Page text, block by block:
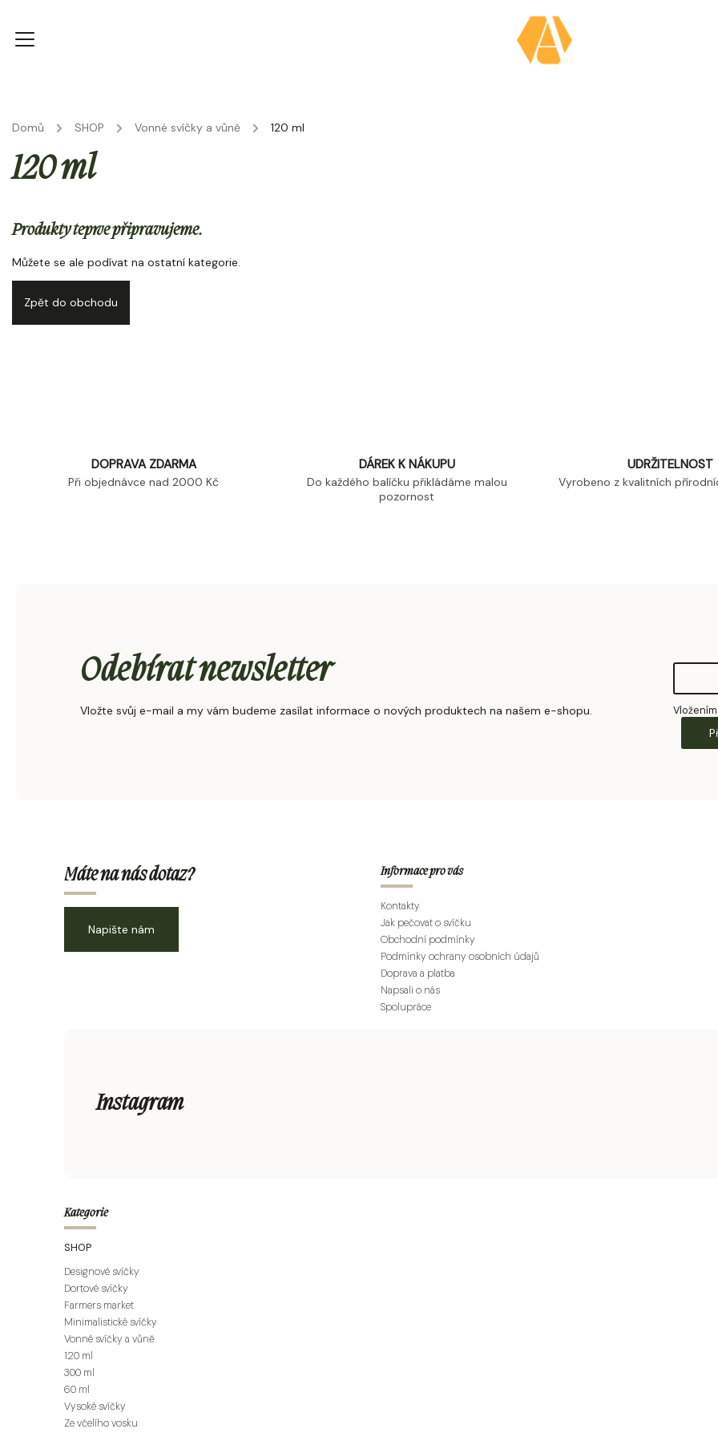
SHOP
Domů / SHOP / Vonné svíčky a vůně / 120 ml
120 ml
Produkty teprve připravujeme.
Můžete se ale podívat na ostatní kategorie.
Zpět do obchodu
DOPRAVA ZDARMA
Při objednávce nad 2000 Kč
DÁREK K NÁKUPU
Do každého balíčku přikládáme malou
pozornost
UDRŽITELNOST
Vyrobeno z kvalitních
Odebírat newsletter
Vložte svůj e-mail a my vám budeme zasílat informace o nových produktech na našem e-shopu.
Máte na nás dotaz?
Napište nám
Informace pro vás
Kontakty
Jak pečovat o svíčku
Obchodní podmínky
Podmínky ochrany osobních údajů
Doprava a platba
Napsali o nás
Spolupráce
Instagram
Kategorie
SHOP
Designové svíčky
Dortové svíčky
Farmers market
Minimalistické svíčky
Vonné svíčky a vůně
120 ml
300 ml
60 ml
Vysoké svíčky
Ze včelího vosku